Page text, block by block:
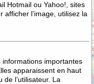
Hotmail ou Yahoo!, sites
l’image, utilisez la
importantes
apparaissent en haut
l’utilisateur. La